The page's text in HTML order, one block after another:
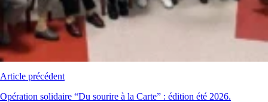
Article précédent
Opération solidaire “Du sourire à la Carte” : édition été 2026.